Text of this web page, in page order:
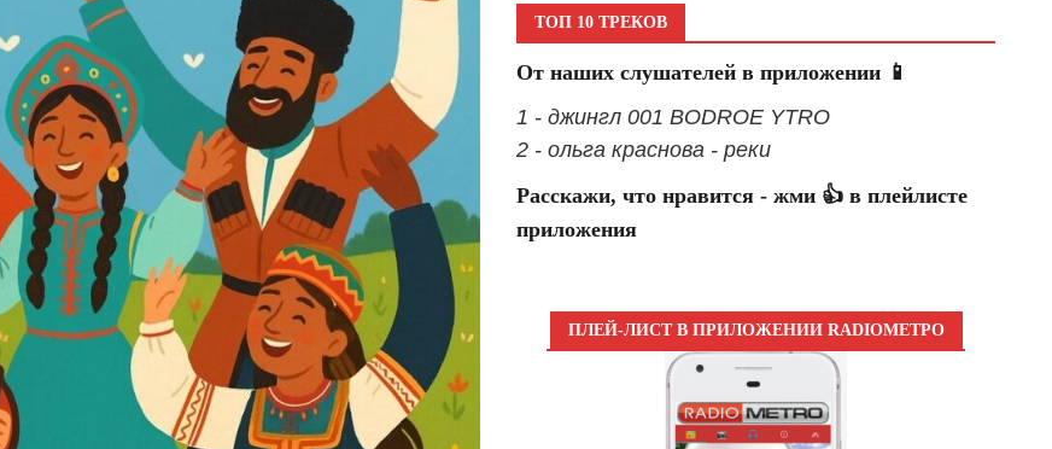
ТОП 10 ТРЕКОВ
От наших слушателей в приложении 📱
1 - джингл 001 BODROE YTRO
2 - ольга краснова - реки
Расскажи, что нравится - жми 👍 в плейлисте
приложения
ПЛЕЙ-ЛИСТ В ПРИЛОЖЕНИИ RADIOМЕТРО